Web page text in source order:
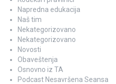
Napredna edukacija
Naš tim
Nekategorizovano
Nekategorizovano
Novosti
Obaveštenja
Osnovno iz TA
Podcast Nesavršena Seansa